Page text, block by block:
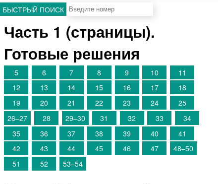
БЫСТРЫЙ ПОИСК
Часть 1 (страницы).
Готовые решения
5 6 7 8 9 10
11
12
13 14 15 16 17
18
19
20 21 22 23 24
25
26–27
28 29–30 31 32 33
34
35
36 37 38 39 40
41
42
43 44 45 46 47
48–50
51
52 53–54